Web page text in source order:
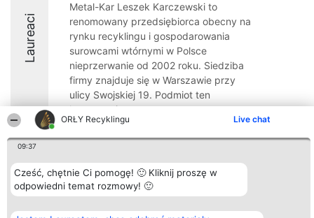
ORŁY Recyklingu Live chat
09:37
Cześć, chętnie Ci pomogę! 🙂 Kliknij proszę w
odpowiedni temat rozmowy! 🙂
Laureaci
Metal-Kar Leszek Karczewski to
renomowany przedsiębiorca obecny na
rynku recyklingu i gospodarowania
surowcami wtórnymi w Polsce
nieprzerwanie od 2002 roku. Siedziba
firmy znajduje się w Warszawie przy
ulicy Swojskiej 19. Podmiot ten
koncentruje ...
8.7
Organizator plebiscytu
Bright Side Solutions sp. z o.
ul. Ruska 22
Plebiscyt
Laureaci
wszystkich
Kontakt